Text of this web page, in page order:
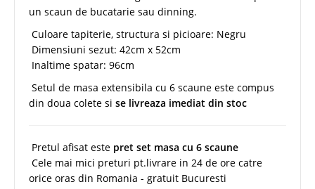
un scaun de bucatarie sau dinning.
Culoare tapiterie, structura si picioare: Negru
Dimensiuni sezut: 42cm x 52cm
Inaltime spatar: 96cm
Setul de masa extensibila cu 6 scaune este compus
din doua colete si se livreaza imediat din stoc
Pretul afisat este pret set masa cu 6 scaune
Cele mai mici preturi pt.livrare in 24 de ore catre
orice oras din Romania - gratuit Bucuresti